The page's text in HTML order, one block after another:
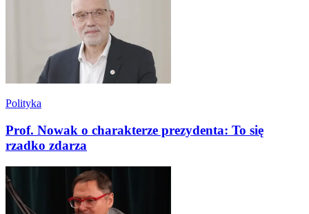
Polityka
Prof. Nowak o charakterze prezydenta: To się
rzadko zdarza